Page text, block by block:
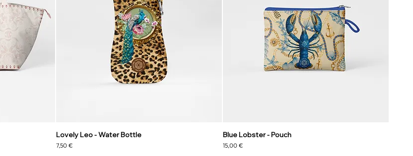
Lovely Leo - Water Bottle
Preis
7,50 €
Blue Lobster - Pouch
Preis
15,00 €